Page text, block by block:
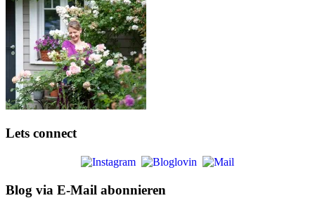
Lets connect
Blog via E-Mail abonnieren